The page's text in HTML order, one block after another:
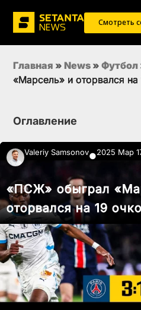
Смотреть
Главная » News » Футбол
«Марсель» и оторвался на
Оглавление
Valeriy Samsonov●2025 Мар
«ПСЖ» обыграл
оторвался на 19